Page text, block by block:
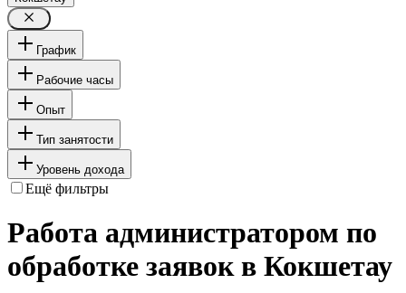
График
Рабочие часы
Опыт
Тип занятости
Уровень дохода
Ещё фильтры
Работа администратором по
обработке заявок в Кокшетау